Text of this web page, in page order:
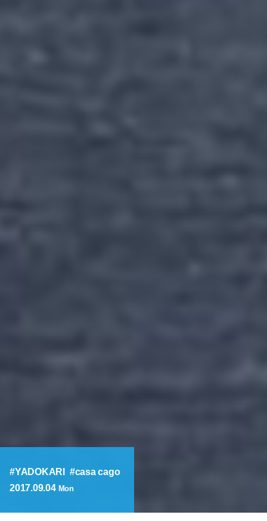
YADOKARI
casa cago
2017.09.04 Mon